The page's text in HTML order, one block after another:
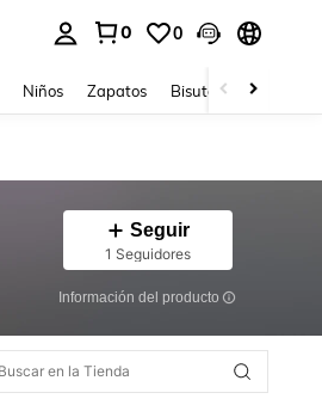
0 0
Niños Zapatos Bisutería Y
Seguir
1 Seguidores
Información del producto